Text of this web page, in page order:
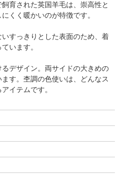
育された英国羊毛は、崇高性と
くく暖かいのが特徴です。
すっきりとした表面のため、着
います。
デザイン。両サイドの大きめの
す。杢調の色使いは、どんなス
イテムです。